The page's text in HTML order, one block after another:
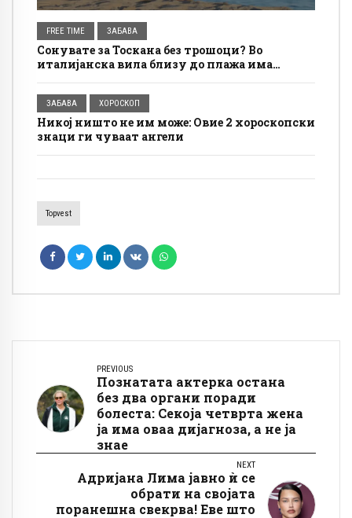
FREE TIME ЗАБАВА
Сонувате за Тоскана без трошоци? Во
италијанска вила близу до плажа има
едноставни
ЗАБАВА ХОРОСКОП
Никој ништо не им може: Овие 2 хороскопски
знаци ги чуваат ангели
Topvest
PREVIOUS
Познатата актерка остана
без два органи поради
болеста: Секоја четврта жена
ја има оваа дијагноза, а не ја
знае
NEXT
Адријана Лима јавно ѝ се
обрати на својата
поранешна свекрва! Еве што